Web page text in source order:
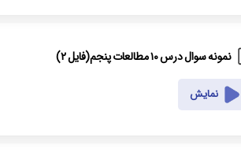
نمونه سوال درس ۱۰ مطالعات پنجم(فایل ۲)
نمایش